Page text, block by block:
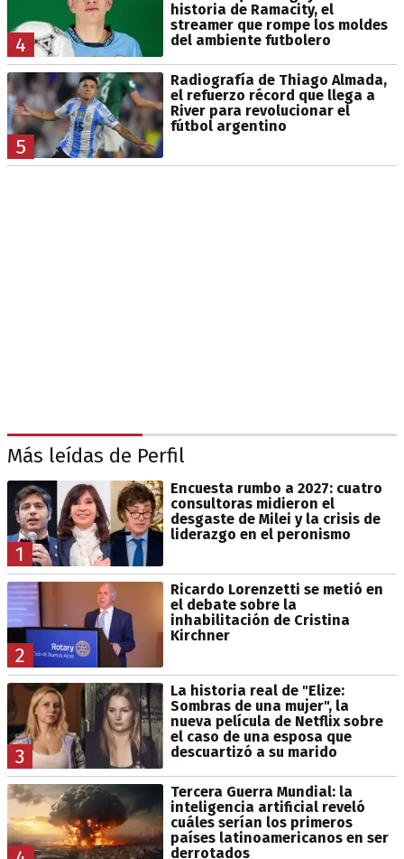
4
historia de Ramacity, el
streamer que rompe los moldes
del ambiente futbolero
5
Radiografía de Thiago Almada,
el refuerzo récord que llega a
River para revolucionar el
fútbol argentino
Más leídas de Perfil
1
Encuesta rumbo a 2027: cuatro
consultoras midieron el
desgaste de Milei y la crisis de
liderazgo en el peronismo
2
Ricardo Lorenzetti se metió en
el debate sobre la
inhabilitación de Cristina
Kirchner
3
La historia real de "Elize:
Sombras de una mujer", la
nueva película de Netflix sobre
el caso de una esposa que
descuartizó a su marido
Tercera Guerra Mundial: la
inteligencia artificial reveló
cuáles serían los primeros
países latinoamericanos en ser
derrotados